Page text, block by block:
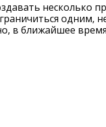
несколько
одним,
в ближайшее